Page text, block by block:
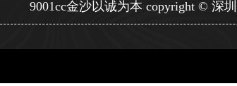
9001cc金沙以诚为本 copyright © 深